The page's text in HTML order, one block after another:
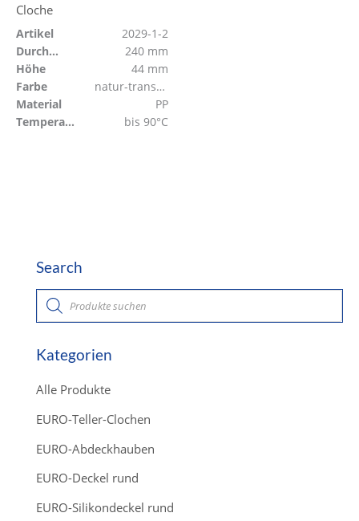
Cloche
Artikel
2029-1-2
Durchmesser
240 mm
Höhe
44 mm
Farbe
natur-transparent
Material
PP
Temperaturbeständig
bis 90°C
Search
P
o
d
c
t
s
e
r
c
Kategorien
Alle Produkte
EURO-Teller-Clochen
EURO-Abdeckhauben
EURO-Deckel rund
EURO-Silikondeckel rund